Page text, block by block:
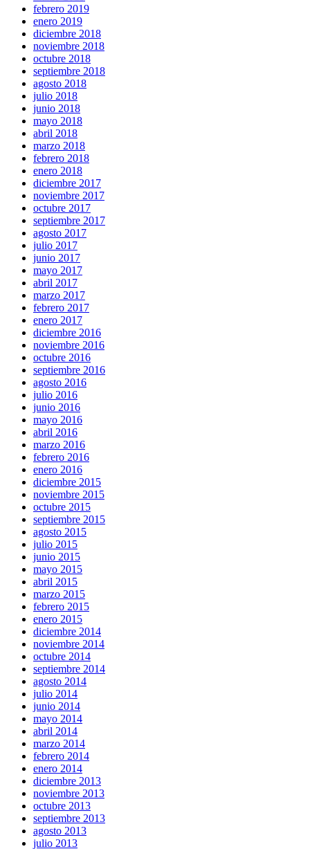
febrero 2019
enero 2019
diciembre 2018
noviembre 2018
octubre 2018
septiembre 2018
agosto 2018
julio 2018
junio 2018
mayo 2018
abril 2018
marzo 2018
febrero 2018
enero 2018
diciembre 2017
noviembre 2017
octubre 2017
septiembre 2017
agosto 2017
julio 2017
junio 2017
mayo 2017
abril 2017
marzo 2017
febrero 2017
enero 2017
diciembre 2016
noviembre 2016
octubre 2016
septiembre 2016
agosto 2016
julio 2016
junio 2016
mayo 2016
abril 2016
marzo 2016
febrero 2016
enero 2016
diciembre 2015
noviembre 2015
octubre 2015
septiembre 2015
agosto 2015
julio 2015
junio 2015
mayo 2015
abril 2015
marzo 2015
febrero 2015
enero 2015
diciembre 2014
noviembre 2014
octubre 2014
septiembre 2014
agosto 2014
julio 2014
junio 2014
mayo 2014
abril 2014
marzo 2014
febrero 2014
enero 2014
diciembre 2013
noviembre 2013
octubre 2013
septiembre 2013
agosto 2013
julio 2013